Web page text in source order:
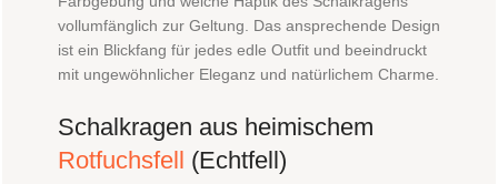
vollumfänglich zur Geltung. Das ansprechende Design
ist ein Blickfang für jedes edle Outfit und beeindruckt
mit ungewöhnlicher Eleganz und natürlichem Charme.
Schalkragen aus heimischem
Rotfuchsfell (Echtfell)